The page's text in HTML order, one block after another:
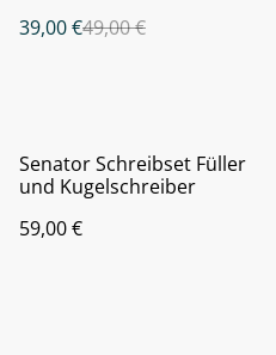
39,00 €49,00 €
Senator Schreibset Füller
und Kugelschreiber
59,00 €